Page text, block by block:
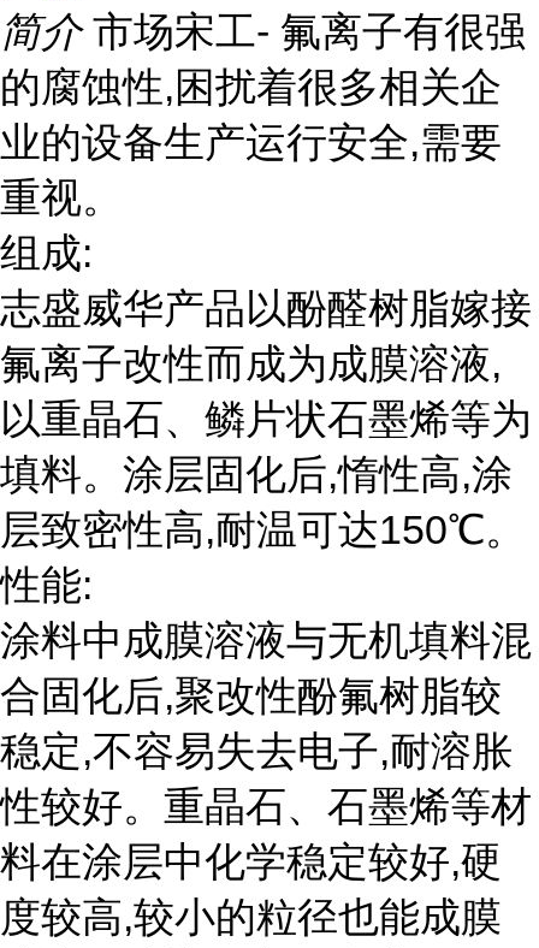
简介 市场宋工- 氟离子有很强
的腐蚀性,困扰着很多相关企
业的设备生产运行安全,需要
重视。
组成:
志盛威华产品以酚醛树脂嫁接
氟离子改性而成为成膜溶液,
以重晶石、鳞片状石墨烯等为
填料。涂层固化后,惰性高,涂
层致密性高,耐温可达150℃。
性能:
涂料中成膜溶液与无机填料混
合固化后,聚改性酚氟树脂较
稳定,不容易失去电子,耐溶胀
性较好。重晶石、石墨烯等材
料在涂层中化学稳定较好,硬
度较高,较小的粒径也能成膜